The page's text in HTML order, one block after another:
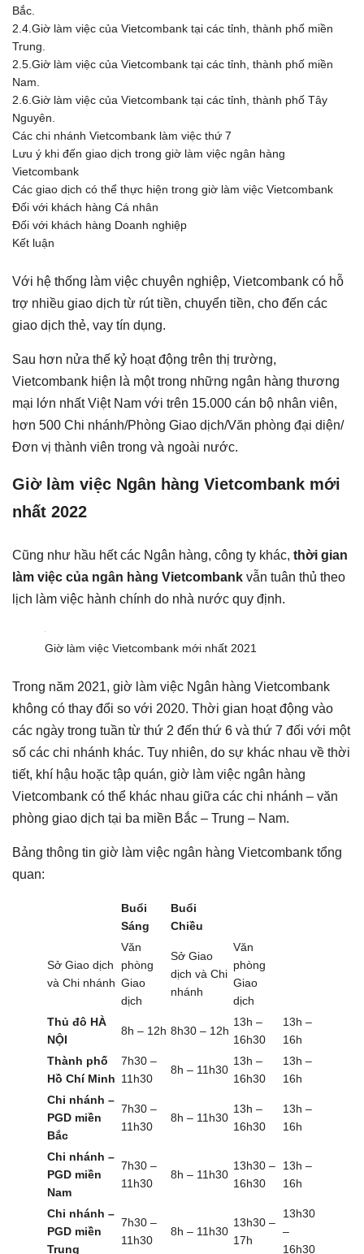
Bắc.
2.4.Giờ làm việc của Vietcombank tại các tỉnh, thành phố miền
Trung.
2.5.Giờ làm việc của Vietcombank tại các tỉnh, thành phố miền
Nam.
2.6.Giờ làm việc của Vietcombank tại các tỉnh, thành phố Tây
Nguyên.
Các chi nhánh Vietcombank làm việc thứ 7
Lưu ý khi đến giao dịch trong giờ làm việc ngân hàng
Vietcombank
Các giao dịch có thể thực hiện trong giờ làm việc Vietcombank
Đối với khách hàng Cá nhân
Đối với khách hàng Doanh nghiệp
Kết luận
Với hệ thống làm việc chuyên nghiệp, Vietcombank có hỗ
trợ nhiều giao dịch từ rút tiền, chuyển tiền, cho đến các
giao dịch thẻ, vay tín dụng.
Sau hơn nửa thế kỷ hoạt động trên thị trường,
Vietcombank hiện là một trong những ngân hàng thương
mại lớn nhất Việt Nam với trên 15.000 cán bộ nhân viên,
hơn 500 Chi nhánh/Phòng Giao dịch/Văn phòng đại diện/
Đơn vị thành viên trong và ngoài nước.
Giờ làm việc Ngân hàng Vietcombank mới
nhất 2022
Cũng như hầu hết các Ngân hàng, công ty khác, thời gian
làm việc của ngân hàng Vietcombank vẫn tuân thủ theo
lịch làm việc hành chính do nhà nước quy định.
Giờ làm việc Vietcombank mới nhất 2021
Trong năm 2021, giờ làm việc Ngân hàng Vietcombank
không có thay đổi so với 2020. Thời gian hoạt động vào
các ngày trong tuần từ thứ 2 đến thứ 6 và thứ 7 đối với một
số các chi nhánh khác. Tuy nhiên, do sự khác nhau về thời
tiết, khí hậu hoặc tập quán, giờ làm việc ngân hàng
Vietcombank có thể khác nhau giữa các chi nhánh – văn
phòng giao dịch tại ba miền Bắc – Trung – Nam.
Bảng thông tin giờ làm việc ngân hàng Vietcombank tổng
quan:
Buổi
Sáng
Buổi
Chiều
Sở Giao dịch
và Chi nhánh
Văn
phòng
Giao
dịch
Sở Giao
dịch và Chi
nhánh
Văn
phòng
Giao
dịch
Thủ đô HÀ
NỘI
8h – 12h 8h30 – 12h
13h –
16h30
13h –
16h
Thành phố
Hồ Chí Minh
7h30 –
11h30
8h – 11h30
13h –
16h30
13h –
16h
Chi nhánh –
PGD miền
Bắc
7h30 –
11h30
8h – 11h30
13h –
16h30
13h –
16h
Chi nhánh –
PGD miền
Nam
7h30 –
11h30
8h – 11h30
13h30 –
16h30
13h –
16h
Chi nhánh –
PGD miền
Trung
7h30 –
11h30
8h – 11h30
13h30 –
17h
13h30
–
16h30